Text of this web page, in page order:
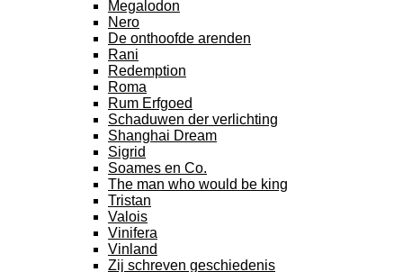
Megalodon
Nero
De onthoofde arenden
Rani
Redemption
Roma
Rum Erfgoed
Schaduwen der verlichting
Shanghai Dream
Sigrid
Soames en Co.
The man who would be king
Tristan
Valois
Vinifera
Vinland
Zij schreven geschiedenis